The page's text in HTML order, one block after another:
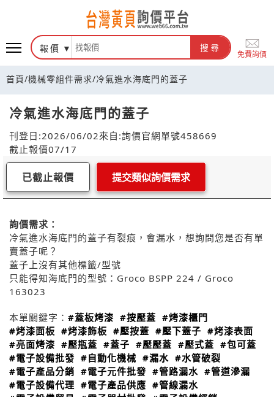
報價 搜尋
免費詢價
首頁/機械零組件需求/冷氣進水海底門的蓋子
冷氣進水海底門的蓋子
刊登日:2026/06/02來自:詢價官網單號458669
截止報價07/17
已截止報價 提交類似詢價需求
詢價需求：
冷氣進水海底門的蓋子有裂痕，會漏水，想詢問您是否有單
賣蓋子呢？
蓋子上沒有其他標籤/型號
只能得知海底門的型號：Groco BSPP 224 / Groco
163023
本單關鍵字： #蓋板烤漆 #按壓蓋 #烤漆櫃門
#烤漆面板 #烤漆飾板 #壓按蓋 #壓下蓋子 #烤漆表面
#亮面烤漆 #壓瓶蓋 #蓋子 #壓壓蓋 #壓式蓋 #包可蓋
#電子設備批發 #自動化機械 #漏水 #水管破裂
#電子產品分銷 #電子元件批發 #管路漏水 #管道滲漏
#電子設備代理 #電子產品供應 #管線漏水